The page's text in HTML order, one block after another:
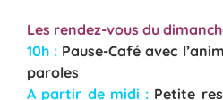
Les rendez-vous du
10h : Pause-Café avec
paroles
A partir de midi : Petite